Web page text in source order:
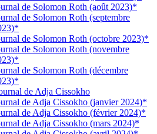
de Solomon Roth (août 2023)*
de Solomon Roth (septembre
de Solomon Roth (octobre 2023)*
de Solomon Roth (novembre
de Solomon Roth (décembre
de Adja Cissokho
de Adja Cissokho (janvier 2024)*
de Adja Cissokho (février 2024)*
de Adja Cissokho (mars 2024)*